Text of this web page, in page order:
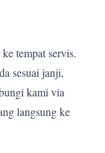
tempat servis.
sesuai janji,
kami via
langsung ke